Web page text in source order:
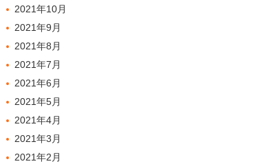
2021年10月
2021年9月
2021年8月
2021年7月
2021年6月
2021年5月
2021年4月
2021年3月
2021年2月